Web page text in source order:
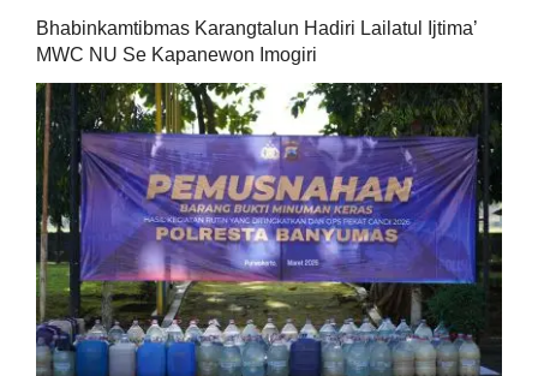
Bhabinkamtibmas Karangtalun Hadiri Lailatul Ijtima’
MWC NU Se Kapanewon Imogiri